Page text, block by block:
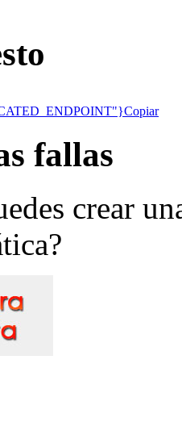
Copiar
fallas
crear